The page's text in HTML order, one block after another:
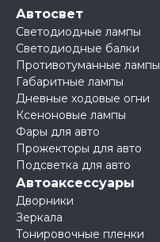
Автосвет
Светодиодные лампы
Светодиодные балки
Противотуманные лампы
Габаритные лампы
Дневные ходовые огни
Ксеноновые лампы
Фары для авто
Прожекторы для авто
Подсветка для авто
Автоаксессуары
Дворники
Зеркала
Тонировочные пленки